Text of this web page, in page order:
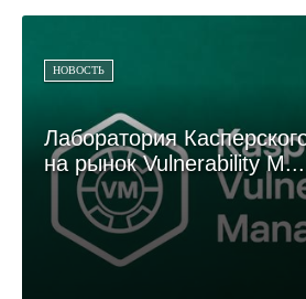
НОВОСТЬ
Лаборатория
на рынок Vulnerability M...